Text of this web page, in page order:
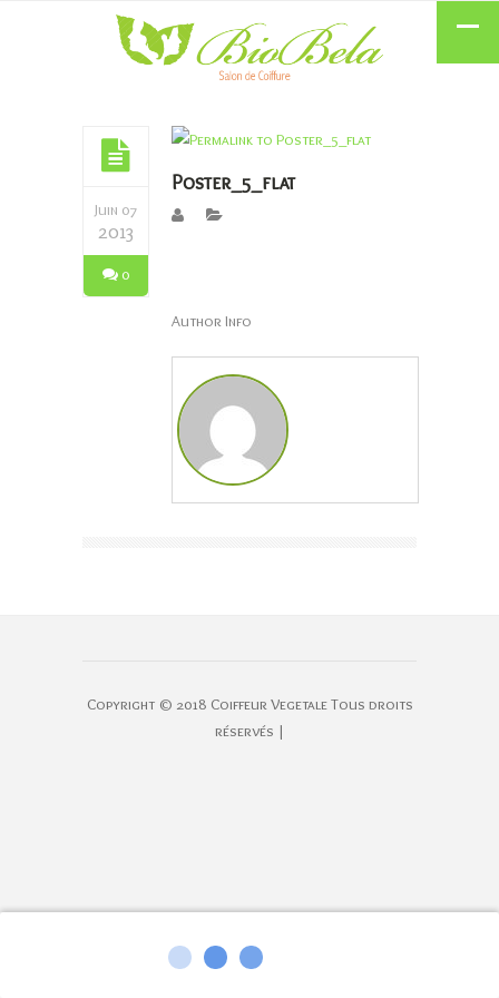
Juin 07
2013
0
Poster_5_flat
Author Info
Copyright © 2018 Coiffeur Vegetale Tous droits
réservés |